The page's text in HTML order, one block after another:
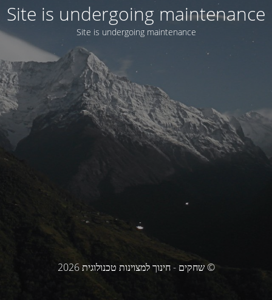
Site is undergoing maintenance
Site is undergoing maintenance
© שחקים - חינוך למצוינות טכנולוגית 2026